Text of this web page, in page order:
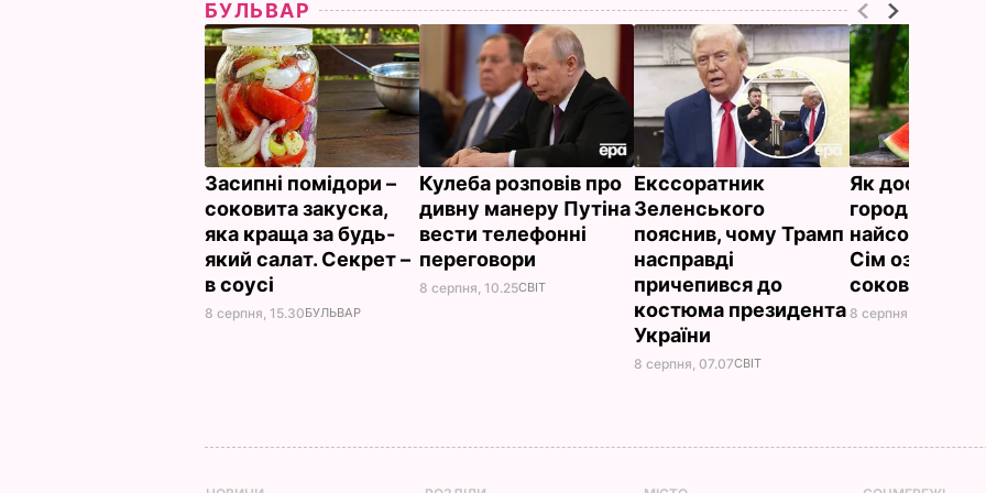
БУЛЬВАР
Засипні помідори –
соковита закуска,
яка краща за будь-
який салат. Секрет –
в соусі
8 серпня, 15.30БУЛЬВАР
Кулеба розповів про
дивну манеру Путіна
вести телефонні
переговори
8 серпня, 10.25СВІТ
Екссоратник
Зеленського
пояснив, чому Трамп
насправді
причепився до
костюма президента
України
8 серпня, 07.07СВІТ
Як досвідчені
городники
найсолодший
Сім ознак
соковитої
8 серпня, 00.05